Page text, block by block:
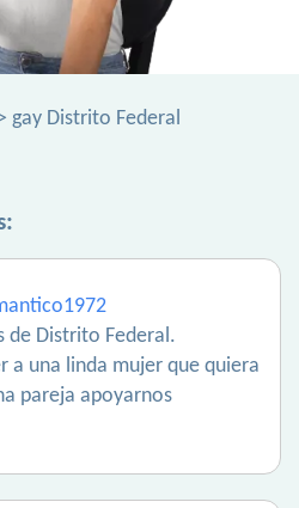
gay Distrito Federal
de Distrito Federal.
a una linda mujer que quiera
pareja apoyarnos